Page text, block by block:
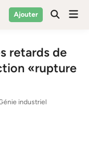
Ajouter
retards de
«rupture
industriel